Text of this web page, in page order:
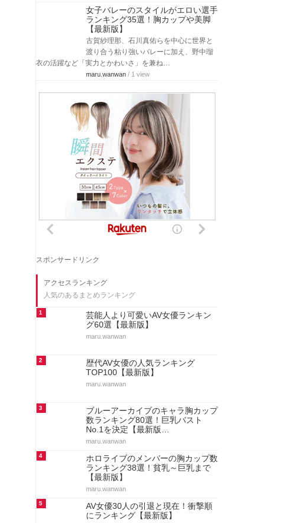
女子バレーのスタイルがエロい選手
ランキング35選！胸カップや美脚
【最新版】
古賀紗理那、石川真佑らを中心に世界と
渡り合う粘り強いバレーに加え、野中瑠
衣の活躍など「実力とかわいさ」を兼ね…
maru.wanwan / 1 view
スポンサードリンク
アクセスランキング
人気のあるまとめランキング
1
芸能人より可愛いAV女優ランキン
グ60選【最新版】
maru.wanwan
2
歴代AV女優の人気ランキング
TOP100【最新版】
maru.wanwan
3
ブルーアーカイブのキャラ胸カップ
数ランキング80選！巨乳バスト
No.1を決定【最新版…
maru.wanwan
4
ホロライブのメンバーの胸カップ数
ランキング38選！貧乳～巨乳まで
【最新版】
maru.wanwan
5
AV女優30人の引退と現在！衝撃順
にランキング【最新版】